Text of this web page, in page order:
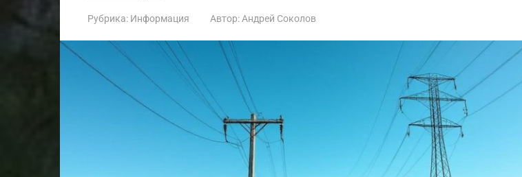
Рубрика: Информация Автор: Андрей Соколов